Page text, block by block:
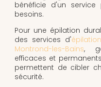
bénéficie d'un
besoins.
Pour une épilation
des services d'
Montrond-les-Bains,
efficaces et
permettent de cibler
sécurité.